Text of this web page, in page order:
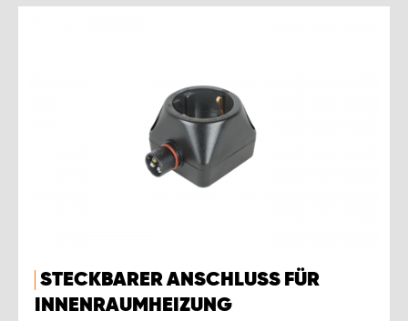
STECKBARER ANSCHLUSS FÜR
INNENRAUMHEIZUNG